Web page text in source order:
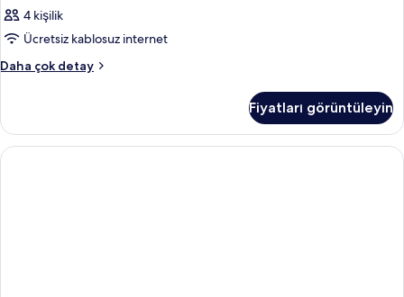
4 kişilik
Ücretsiz kablosuz internet
Daha çok detay
Oda
detay
Fiyatları görüntüleyin